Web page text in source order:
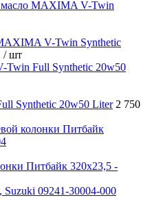
V-Twin Synthetic
/ шт
Synthetic 20w50 Liter 2 750
Питбайк 320x23,5 -